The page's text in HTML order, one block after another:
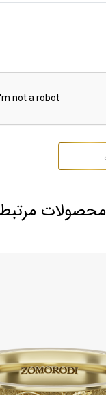
محصولات
191,540,000 تومان